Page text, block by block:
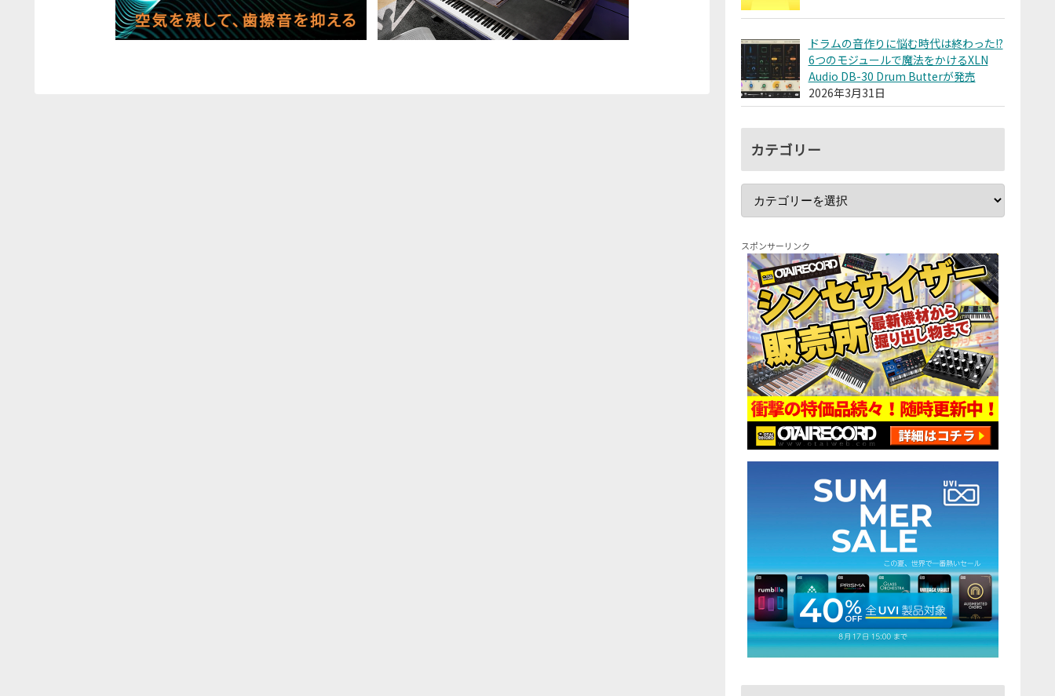
ドラムの音作りに悩む時代は終わった!?
6つのモジュールで魔法をかけるXLN
Audio DB-30 Drum Butterが発売
2026年3月31日
カテゴリー
スポンサーリンク